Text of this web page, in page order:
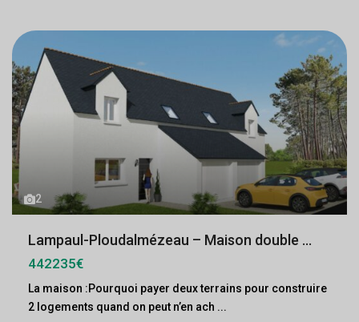
2
Lampaul-Ploudalmézeau – Maison double ...
442235€
La maison :Pourquoi payer deux terrains pour construire
2 logements quand on peut n’en ach ...